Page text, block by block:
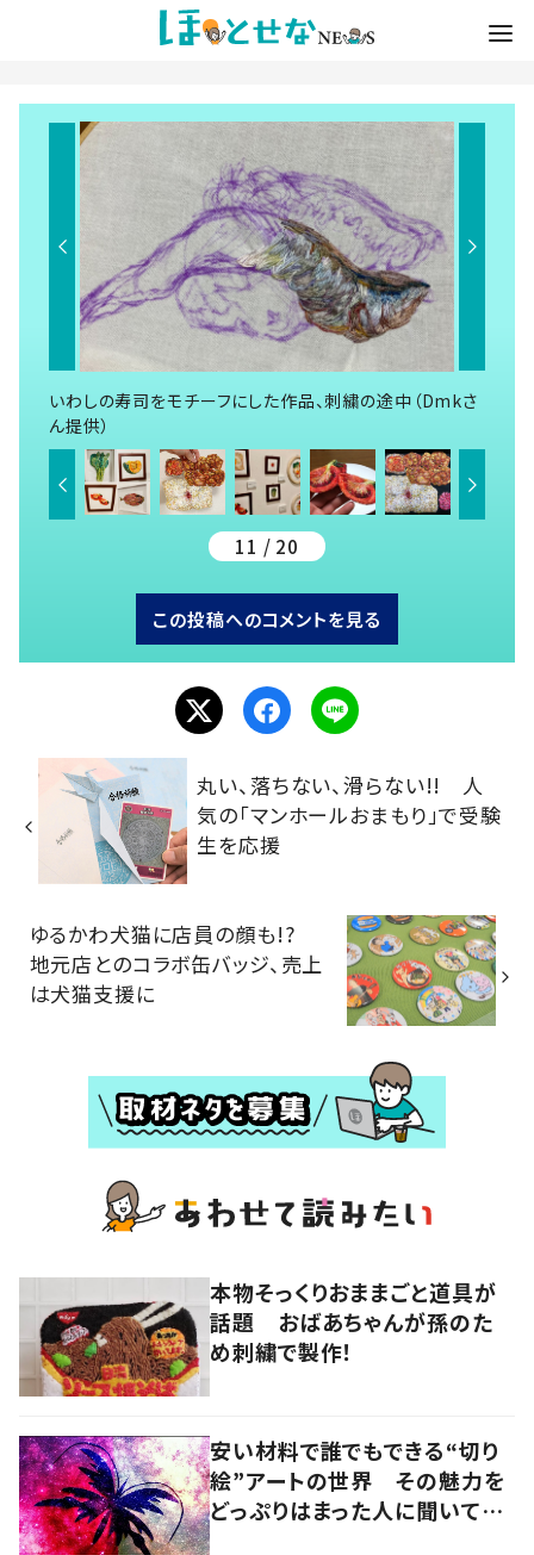
いわしの寿司をモチーフにした作品、刺繍の途中（Dmkさ
ん提供）
11 / 20
この投稿へのコメントを見る
丸い、落ちない、滑らない!! 人
気の「マンホールおまもり」で受験
生を応援
ゆるかわ犬猫に店員の顔も!?
地元店とのコラボ缶バッジ、売上
は犬猫支援に
本物そっくりおままごと道具が
話題 おばあちゃんが孫のた
め刺繍で製作！
安い材料で誰でもできる“切り
絵”アートの世界 その魅力を
どっぷりはまった人に聞いてみ